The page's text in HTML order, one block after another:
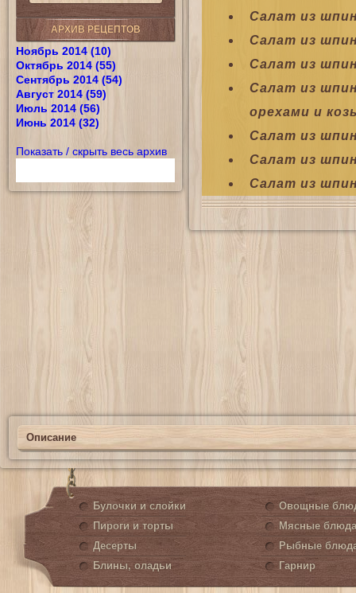
АРХИВ РЕЦЕПТОВ
Ноябрь 2014 (10)
Октябрь 2014 (55)
Сентябрь 2014 (54)
Август 2014 (59)
Июль 2014 (56)
Июнь 2014 (32)
Показать / скрыть весь архив
Салат из
Салат из
Салат из
Салат из
орехами и
Салат из
Салат из
Салат из
Описание
Булочки и слойки
Пироги и торты
Десерты
Блины, оладьи
Овощные
Мясные блюда
Рыбные
Гарнир